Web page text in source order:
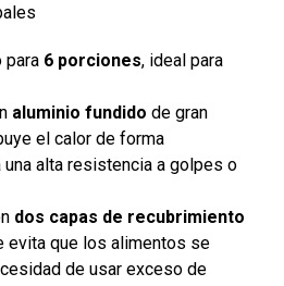
para 6 porciones, ideal para
aluminio fundido de gran
el calor de forma
alta resistencia a golpes o
dos capas de recubrimiento
evita que los alimentos se
de usar exceso de